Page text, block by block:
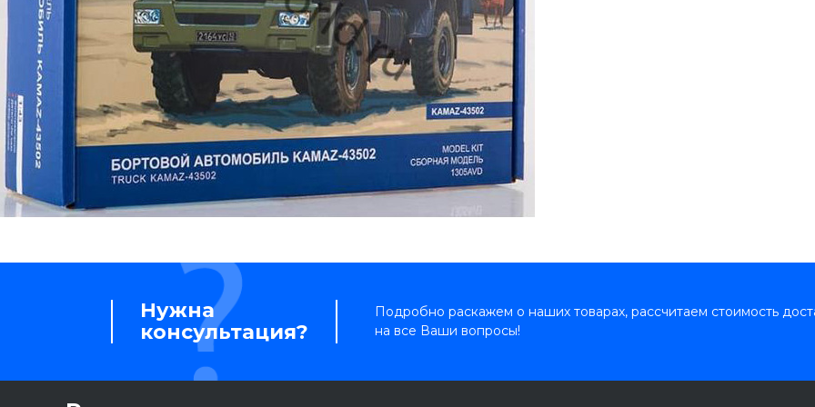
Нужна
консультация?
Подробно раскажем о наших товарах, рассчитаем стоимость
на все Ваши вопросы!